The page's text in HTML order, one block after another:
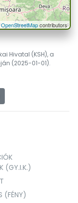
OpenStreetMapcontributors
Hivatal (KSH), a
(2025-01-01).
(GY.I.K.)
(FÉNY)